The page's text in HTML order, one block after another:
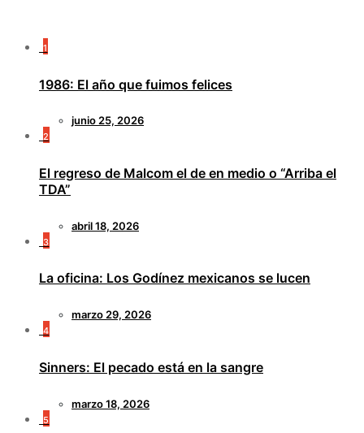
1
1986: El año que fuimos felices
junio 25, 2026
2
El regreso de Malcom el de en medio o “Arriba el
TDA”
abril 18, 2026
3
La oficina: Los Godínez mexicanos se lucen
marzo 29, 2026
4
Sinners: El pecado está en la sangre
marzo 18, 2026
5